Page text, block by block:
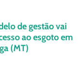
de gestão vai
ao esgoto em
(MT)